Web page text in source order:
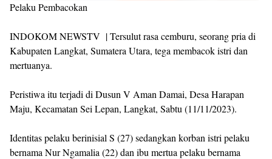
Pelaku Pembacokan
INDOKOM NEWSTV | Tersulut rasa cemburu, seorang pria di
Kabupaten Langkat, Sumatera Utara, tega membacok istri dan
mertuanya.
Peristiwa itu terjadi di Dusun V Aman Damai, Desa Harapan
Maju, Kecamatan Sei Lepan, Langkat, Sabtu (11/11/2023).
Identitas pelaku berinisial S (27) sedangkan korban istri pelaku
bernama Nur Ngamalia (22) dan ibu mertua pelaku bernama